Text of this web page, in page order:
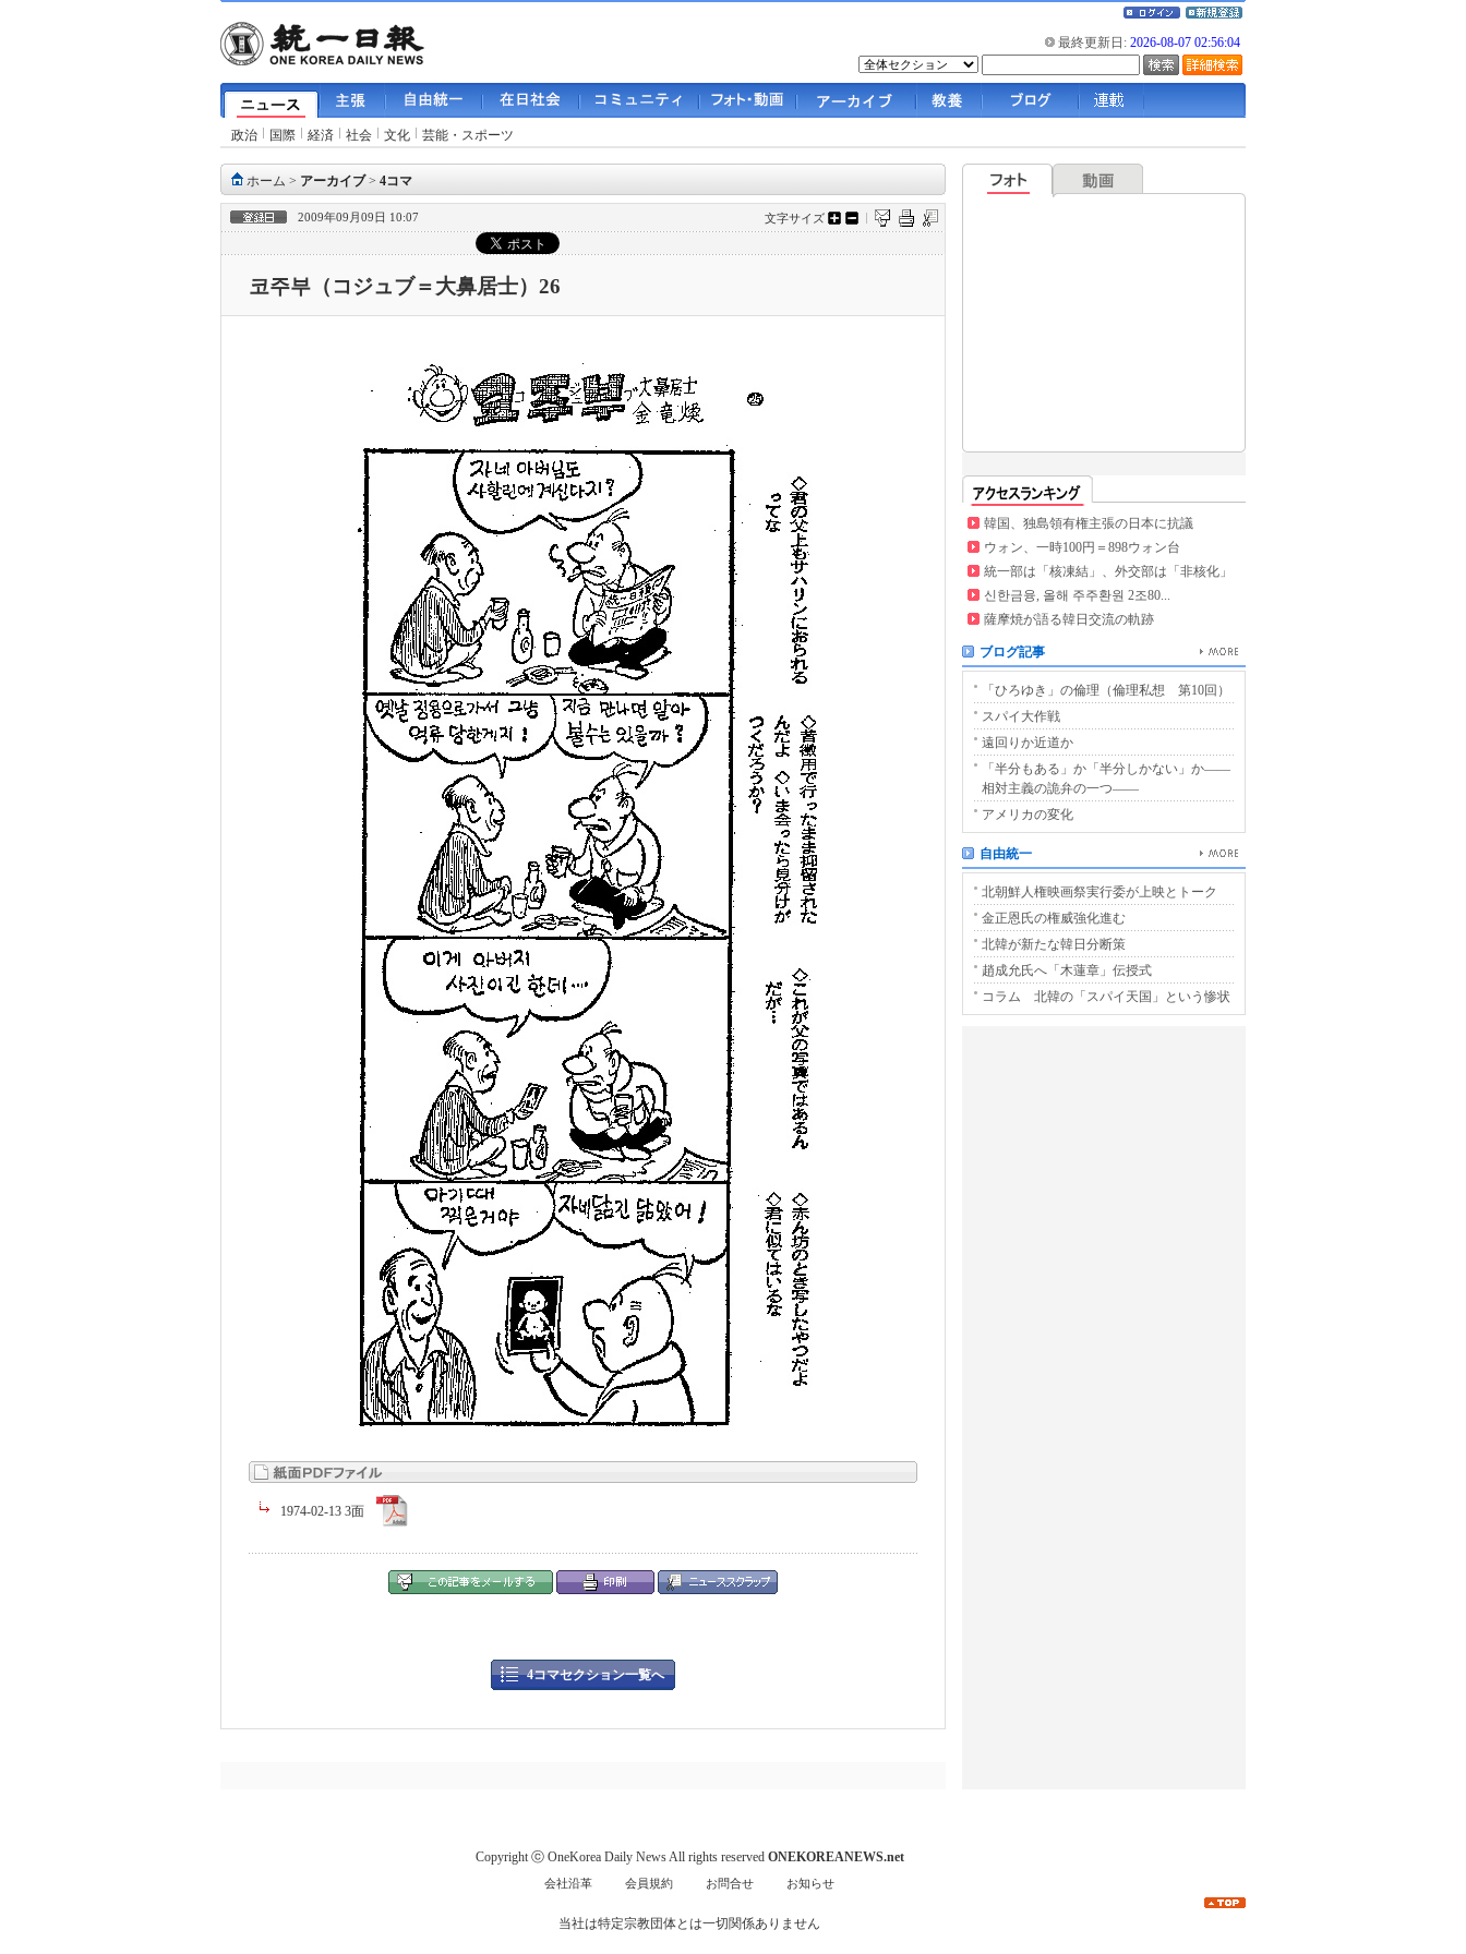
最終更新日: 2026-08-07 02:56:04
政治 国際 経済 社会 文化 芸能・スポーツ
ホーム > アーカイブ> 4コマ
2009年09月09日 10:07 文字サイズ
코주부（コジュブ＝大鼻居士）26
1974-02-13 3面
4コマセクション一覧へ
韓国、独島領有権主張の日本に抗議
ウォン、一時100円＝898ウォン台
統一部は「核凍結」、外交部は「非核化」
신한금융, 올해 주주환원 2조80...
薩摩焼が語る韓日交流の軌跡
ブログ記事
「ひろゆき」の倫理（倫理私想 第10回）
スパイ大作戦
遠回りか近道か
「半分もある」か「半分しかない」か――
相対主義の詭弁の一つ――
アメリカの変化
自由統一
北朝鮮人権映画祭実行委が上映とトーク
金正恩氏の権威強化進む
北韓が新たな韓日分断策
趙成允氏へ「木蓮章」伝授式
コラム 北韓の「スパイ天国」という惨状
Copyright ⓒ OneKorea Daily News All rights reserved ONEKOREANEWS.net
会社沿革 会員規約 お問合せ お知らせ
当社は特定宗教団体とは一切関係ありません